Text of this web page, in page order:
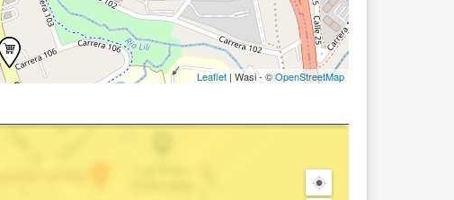
Leaflet | Wasi - ©OpenStreetMap